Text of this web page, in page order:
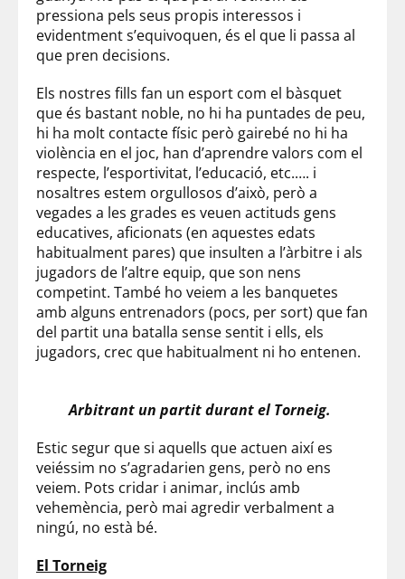
pressiona pels seus propis interessos i
evidentment s’equivoquen, és el que li passa al
que pren decisions.
Els nostres fills fan un esport com el bàsquet
que és bastant noble, no hi ha puntades de peu,
hi ha molt contacte físic però gairebé no hi ha
violència en el joc, han d’aprendrevalors com el
respecte, l’esportivitat, l’educació, etc.…. i
nosaltres estem orgullosos d’això, però a
vegades a les grades es veuen actituds gens
educatives, aficionats (en aquestes edats
habitualment pares) que insulten a l’àrbitre i als
jugadors de l’altre equip, que son nens
competint. També ho veiem a les banquetes
amb alguns entrenadors (pocs, per sort) que fan
del partit una batalla sense sentit i ells, els
jugadors, crec que habitualment ni ho entenen.
Arbitrant un partit durant el Torneig.
Estic segur que si aquells que actuen així es
veiéssim no s’agradarien gens, però no ens
veiem. Pots cridar i animar, inclús amb
vehemència, però mai agredir verbalment a
ningú, no està bé.
El Torneig